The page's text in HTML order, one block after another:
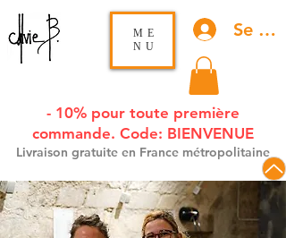
Se
ME
NU
- 10% pour toute première
commande. Code: BIENVENUE
Livraison gratuite en France métropolitaine